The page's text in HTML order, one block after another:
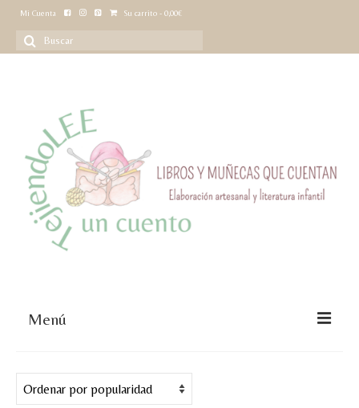
Mi Cuenta Su carrito - 0,00€
Buscar
por:
Menú
Juegos y puzles